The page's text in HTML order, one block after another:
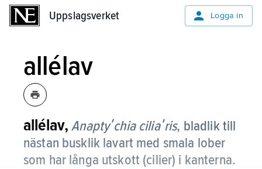
Uppslagsverket Logga in
allélav
allélav, Anaptyʹchia ciliaʹris, bladlik till
nästan busklik lavart med smala lober
som har långa utskott (cilier) i kanterna.